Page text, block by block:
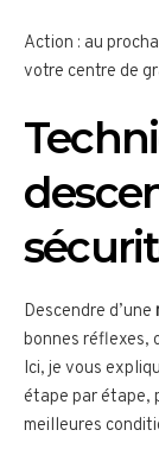
Action : au
votre centre de
Descendre d’une
bonnes réflexes,
Ici, je vous
étape par étape,
meilleures